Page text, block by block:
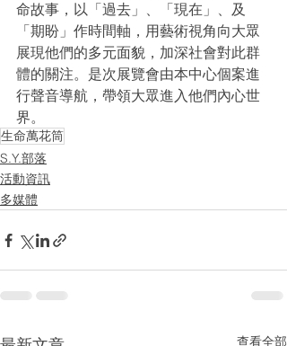
命故事，以「過去」、「現在」、及
「期盼」作時間軸，用藝術視角向大眾
展現他們的多元面貌，加深社會對此群
體的關注。是次展覽會由本中心個案進
行聲音導航，帶領大眾進入他們內心世
界。
生命萬花筒
S.Y.部落
活動資訊
多媒體
查看全部